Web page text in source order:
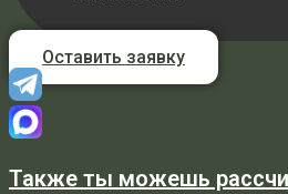
Оставить заявку
Также ты можешь